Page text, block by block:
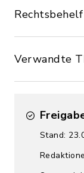
Rechtsbehelf
Verwandte
Stand: